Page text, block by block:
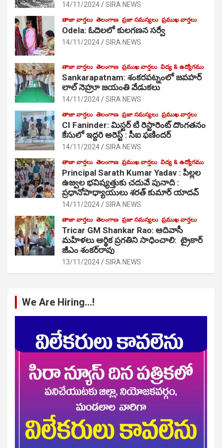
14/11/2024 SIRA NEWS
తాజా వార్తలు తెలంగాణ ప్రజా సమస్యలు ప్రముఖ వార్తలు
Odela: ఓదెలలో కులగణన సర్వే
14/11/2024 SIRA NEWS
తాజా వార్తలు తెలంగాణ ప్రముఖ వార్తలు విద్య & ఉద్యోగము
Sankarapatnam: శంకరపట్నంలో జవహర్
లాల్ నెహ్రూ జయంతి వేడుకలు
14/11/2024 SIRA NEWS
తాజా వార్తలు తెలంగాణ ప్రజా సమస్యలు ప్రముఖ వార్తలు
CI Faninder: మిస్టర్ టి రెస్టారెంట్ దొంగతనం
కేసులో ఇద్దరి అరెస్ట్ : సీఐ ఫణిందర్
14/11/2024 SIRA NEWS
తాజా వార్తలు తెలంగాణ ప్రముఖ వార్తలు విద్య & ఉద్యోగము
Principal Sarath Kumar Yadav : పిల్లల
ఉజ్వల భవిష్యత్తుకు చదువే పునాది :
ప్రధానోపాధ్యాయులు శరత్ కుమార్ యాదవ్
14/11/2024 SIRA NEWS
తాజా వార్తలు తెలంగాణ ప్రజా సమస్యలు ప్రముఖ వార్తలు
Tricar GM Shankar Rao: ఆదివాసీ
మహిళలు ఆర్థిక ప్రగతిని సాధించాలి: ట్రైకార్
జీఎం శంకర్‌రావు
13/11/2024 SIRA NEWS
We Are Hiring…!